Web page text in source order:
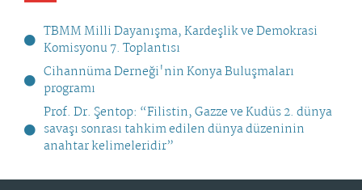
TBMM Milli Dayanışma, Kardeşlik ve Demokrasi
Komisyonu 7. Toplantısı
Cihannüma Derneği'nin Konya Buluşmaları
programı
Prof. Dr. Şentop: “Filistin, Gazze ve Kudüs 2. dünya
savaşı sonrası tahkim edilen dünya düzeninin
anahtar kelimeleridir”